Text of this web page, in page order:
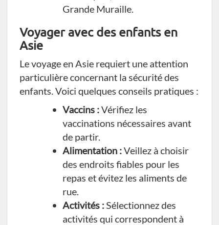
Grande Muraille.
Voyager avec des enfants en
Asie
Le voyage en Asie requiert une attention
particulière concernant la sécurité des
enfants. Voici quelques conseils pratiques :
Vaccins :Vérifiez les
vaccinations nécessaires avant
de partir.
Alimentation :Veillez à choisir
des endroits fiables pour les
repas et évitez les aliments de
rue.
Activités : Sélectionnez des
activités qui correspondent à